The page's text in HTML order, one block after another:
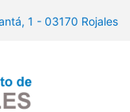
1 - 03170 Rojales